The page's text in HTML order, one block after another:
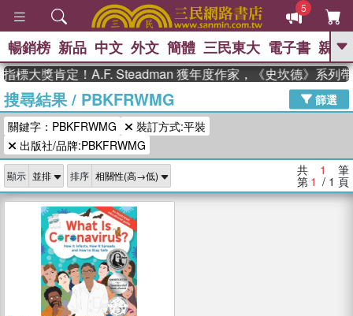
5
GO
熱搜： 高希均教授回憶錄
、 The Odyssey 、 父親節 、 花開錦
繡 、 暑期推薦
、 偉大的迷走神經 、 如果歷史是一
群喵
暢銷榜 新品 中文 外文 簡體 三民東大 電子書 親子
標大獎肯定！A.F. Steadman 獲年度作家，《史坎德》系列
搜尋結果/ PBKFRWMG
篩選
關鍵字：PBKFRWMG
裝訂方式:平裝
出版社/品牌:PBKFRWMG
顯示 排序 共 1 筆
第 1 / 1 頁